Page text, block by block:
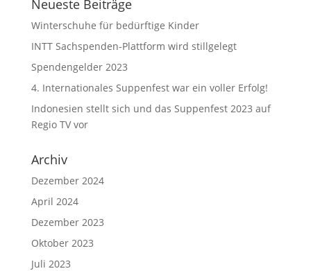
Neueste Beiträge
Winterschuhe für bedürftige Kinder
INTT Sachspenden-Plattform wird stillgelegt
Spendengelder 2023
4. Internationales Suppenfest war ein voller Erfolg!
Indonesien stellt sich und das Suppenfest 2023 auf
Regio TV vor
Archiv
Dezember 2024
April 2024
Dezember 2023
Oktober 2023
Juli 2023